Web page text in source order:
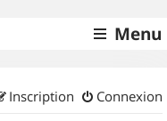
Menu
Connexion
Inscription